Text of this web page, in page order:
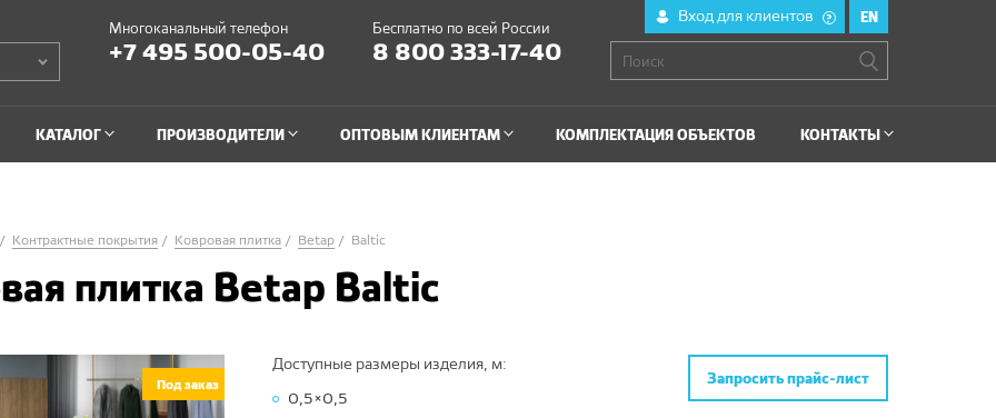
Многоканальный телефон
+7 495 500-05-40
Бесплатно по всей России
8 800 333-17-40
Вход для клиентов ? EN
КАТАЛОГ ПРОИЗВОДИТЕЛИ ОПТОВЫМ КЛИЕНТАМ КОМПЛЕКТАЦИЯ ОБЪЕКТОВ КОНТАКТЫ
Контрактные покрытия Ковровая плитка Betap Baltic
плитка Betap Baltic
Под заказ
Доступные размеры изделия, м:
0,5×0,5
Запросить прайс-лист